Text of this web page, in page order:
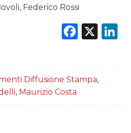
Federico Rossi
X
Diffusione Stampa,
, Maurizio Costa